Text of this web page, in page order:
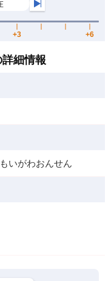
細情報
いがわおんせん